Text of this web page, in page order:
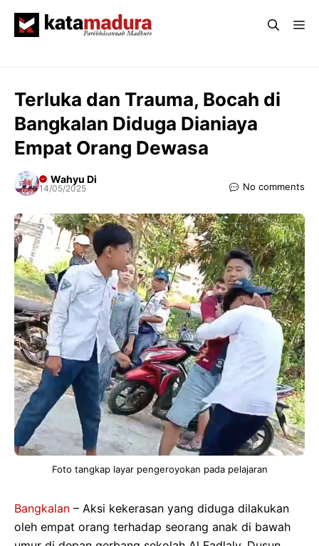
Terluka dan Trauma, Bocah di
Bangkalan Diduga Dianiaya
Empat Orang Dewasa
Wahyu Di
14/05/2025 No comments
Foto tangkap layar pengeroyokan pada pelajaran
Bangkalan – Aksi kekerasan yang diduga dilakukan
oleh empat orang terhadap seorang anak di bawah